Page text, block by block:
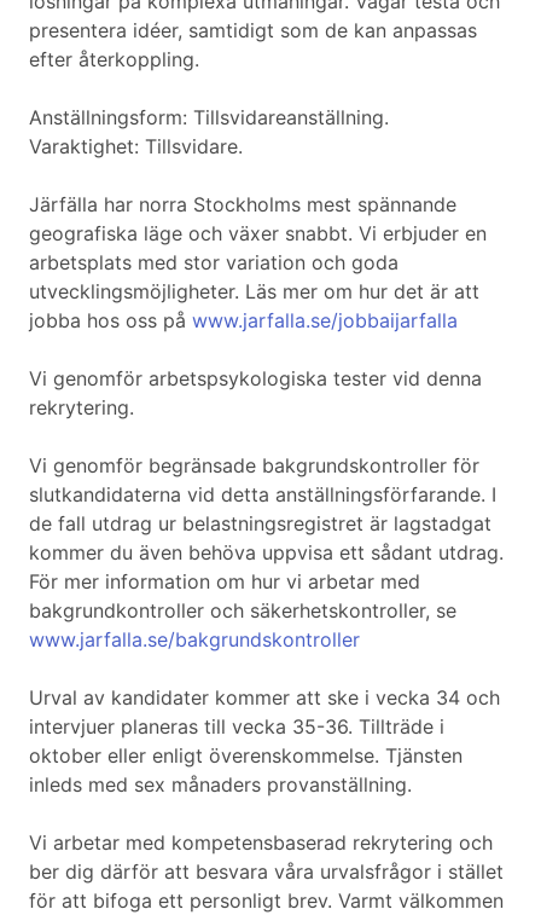
presentera idéer, samtidigt som de kan anpassas
efter återkoppling.
Anställningsform: Tillsvidareanställning.
Varaktighet: Tillsvidare.
Järfälla har norra Stockholms mest spännande
geografiska läge och växer snabbt. Vi erbjuder en
arbetsplats med stor variation och goda
utvecklingsmöjligheter. Läs mer om hur det är att
jobba hos oss på www.jarfalla.se/jobbaijarfalla
Vi genomför arbetspsykologiska tester vid denna
rekrytering.
Vi genomför begränsade bakgrundskontroller för
slutkandidaterna vid detta anställningsförfarande. I
de fall utdrag ur belastningsregistret är lagstadgat
kommer du även behöva uppvisa ett sådant utdrag.
För mer information om hur vi arbetar med
bakgrundkontroller och säkerhetskontroller, se
www.jarfalla.se/bakgrundskontroller
Urval av kandidater kommer att ske i vecka 34 och
intervjuer planeras till vecka 35-36. Tillträde i
oktober eller enligt överenskommelse. Tjänsten
inleds med sex månaders provanställning.
Vi arbetar med kompetensbaserad rekrytering och
ber dig därför att besvara våra urvalsfrågor i stället
för att bifoga ett personligt brev. Varmt välkommen